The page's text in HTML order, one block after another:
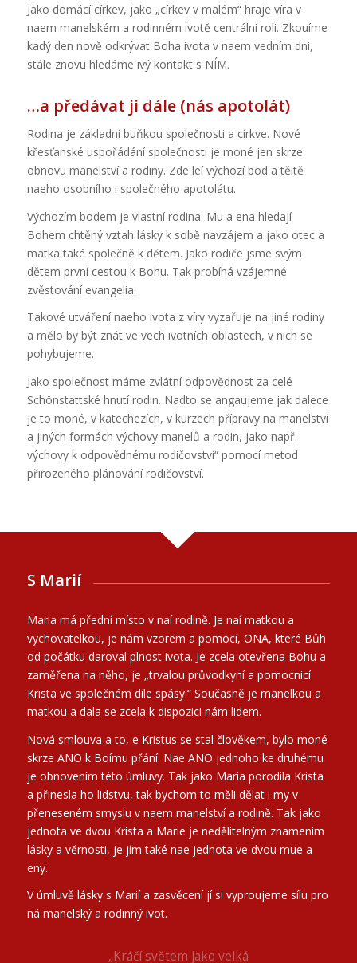
Jako domácí církev, jako „církev v malém“ hraje víra v
naem manelském a rodinném ivotě centrální roli. Zkouíme
kadý den nově odkrývat Boha ivota v naem vedním dni,
stále znovu hledáme ivý kontakt s NÍM.
…a předávat ji dále (nás apotolát)
Rodina je základní buňkou společnosti a církve. Nové
křesťanské uspořádání společnosti je moné jen skrze
obnovu manelství a rodiny. Zde leí výchozí bod a těitě
naeho osobního i společného apotolátu.
Výchozím bodem je vlastní rodina. Mu a ena hledají
Bohem chtěný vztah lásky k sobě navzájem a jako otec a
matka také společně k dětem. Jako rodiče jsme svým
dětem první cestou k Bohu. Tak probíhá vzájemné
zvěstování evangelia.
Takové utváření naeho ivota z víry vyzařuje na jiné rodiny
a mělo by být znát ve vech ivotních oblastech, v nich se
pohybujeme.
Jako společnost máme zvlátní odpovědnost za celé
Schönstattské hnutí rodin. Nadto se angaujeme jak dalece
je to moné, v katechezích, v kurzech přípravy na manelství
a jiných formách výchovy manelů a rodin, jako např.
výchovy k odpovědnému rodičovství“ pomocí metod
přirozeného plánování rodičovství.
S Marií
Maria má přední místo v naí rodině. Je naí matkou a
vychovatelkou, je nám vzorem a pomocí, ONA, které Bůh
od počátku daroval plnost ivota. Je zcela otevřena Bohu a
zaměřena na něho, je „trvalou průvodkyní a pomocnicí
Krista ve společném díle spásy.“ Současně je manelkou a
matkou a dala se zcela k dispozici nám lidem.
Nová smlouva a to, e Kristus se stal člověkem, bylo moné
skrze ANO k Boímu přání. Nae ANO jednoho ke druhému
je obnovením této úmluvy. Tak jako Maria porodila Krista
a přinesla ho lidstvu, tak bychom to měli dělat i my v
přeneseném smyslu v naem manelství a rodině. Tak jako
jednota ve dvou Krista a Marie je nedělitelným znamením
lásky a věrnosti, je jím také nae jednota ve dvou mue a
eny.
V úmluvě lásky s Marií a zasvěcení jí si vyproujeme sílu pro
ná manelský a rodinný ivot.
„Kráčí světem jako velká
„Panna Maria se chce sklonit do